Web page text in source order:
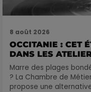
8 août 2026
OCCITANIE : CET
DANS LES
Marre des plages
? La Chambre de
propose une